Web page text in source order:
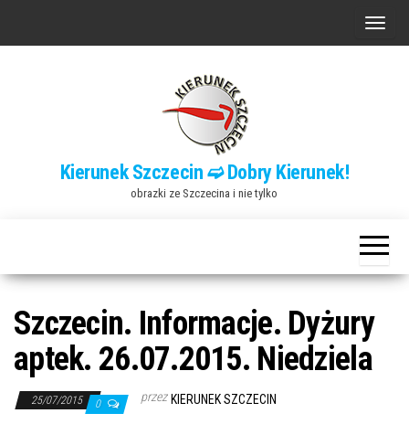
P
n
a
w
Kierunek Szczecin ➫ Dobry Kierunek!
obrazki ze Szczecina i nie tylko
Szczecin. Informacje. Dyżury
aptek. 26.07.2015. Niedziela
25/07/2015 0 przez KIERUNEK SZCZECIN